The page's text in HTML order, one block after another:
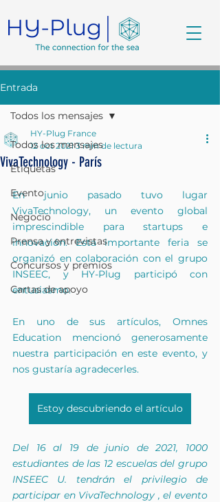
Entrada
Todos los mensajes
Etiquetas
Evento
Negocio
Prensa y entrevistas
Concursos y premios
Cartas de apoyo
Todos los mensajes
VivaTechnology - París
HY-Plug France
12 oct 2021 3 min de lectura
En junio pasado tuvo lugar
VivaTechnology, un evento global
imprescindible para startups e
innovación. Esta importante feria se
organizó en colaboración con el grupo
INSEEC, y HY-Plug participó con
entusiasmo.
En uno de sus artículos, Omnes
Education mencionó generosamente
nuestra participación en este evento, y
nos gustaría agradecerles.
Estoy descubriendo el artículo
Del 16 al 19 de junio de 2021, 1000
estudiantes de las 12 escuelas del grupo
INSEEC U. tendrán el privilegio de
participar en VivaTechnology , el evento